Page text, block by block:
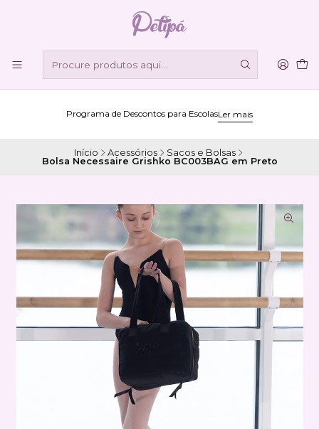
Programa de Descontos para EscolasLer mais
Início Acessórios
Sacos e Bolsas
Bolsa Necessaire Grishko BC003BAG em Preto